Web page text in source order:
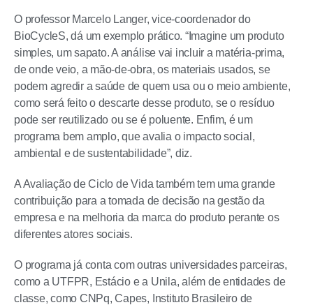
O professor Marcelo Langer, vice-coordenador do
BioCycleS, dá um exemplo prático. “Imagine um produto
simples, um sapato. A análise vai incluir a matéria-prima,
de onde veio, a mão-de-obra, os materiais usados, se
podem agredir a saúde de quem usa ou o meio ambiente,
como será feito o descarte desse produto, se o resíduo
pode ser reutilizado ou se é poluente. Enfim, é um
programa bem amplo, que avalia o impacto social,
ambiental e de sustentabilidade”, diz.
A Avaliação de Ciclo de Vida também tem uma grande
contribuição para a tomada de decisão na gestão da
empresa e na melhoria da marca do produto perante os
diferentes atores sociais.
O programa já conta com outras universidades parceiras,
como a UTFPR, Estácio e a Unila, além de entidades de
classe, como CNPq, Capes, Instituto Brasileiro de